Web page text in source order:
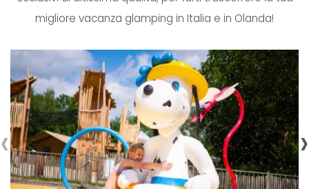
migliore vacanza glamping in Italia e in Olanda!
‹ ›